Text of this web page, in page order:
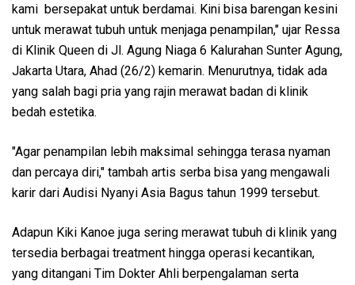
kami bersepakat untuk berdamai. Kini bisa barengan kesini
untuk merawat tubuh untuk menjaga penampilan," ujar Ressa
di Klinik Queen di Jl. Agung Niaga 6 Kalurahan Sunter Agung,
Jakarta Utara, Ahad (26/2) kemarin. Menurutnya, tidak ada
yang salah bagi pria yang rajin merawat badan di klinik
bedah estetika.
"Agar penampilan lebih maksimal sehingga terasa nyaman
dan percaya diri," tambah artis serba bisa yang mengawali
karir dari Audisi Nyanyi Asia Bagus tahun 1999 tersebut.
Adapun Kiki Kanoe juga sering merawat tubuh di klinik yang
tersedia berbagai treatment hingga operasi kecantikan,
yang ditangani Tim Dokter Ahli berpengalaman serta